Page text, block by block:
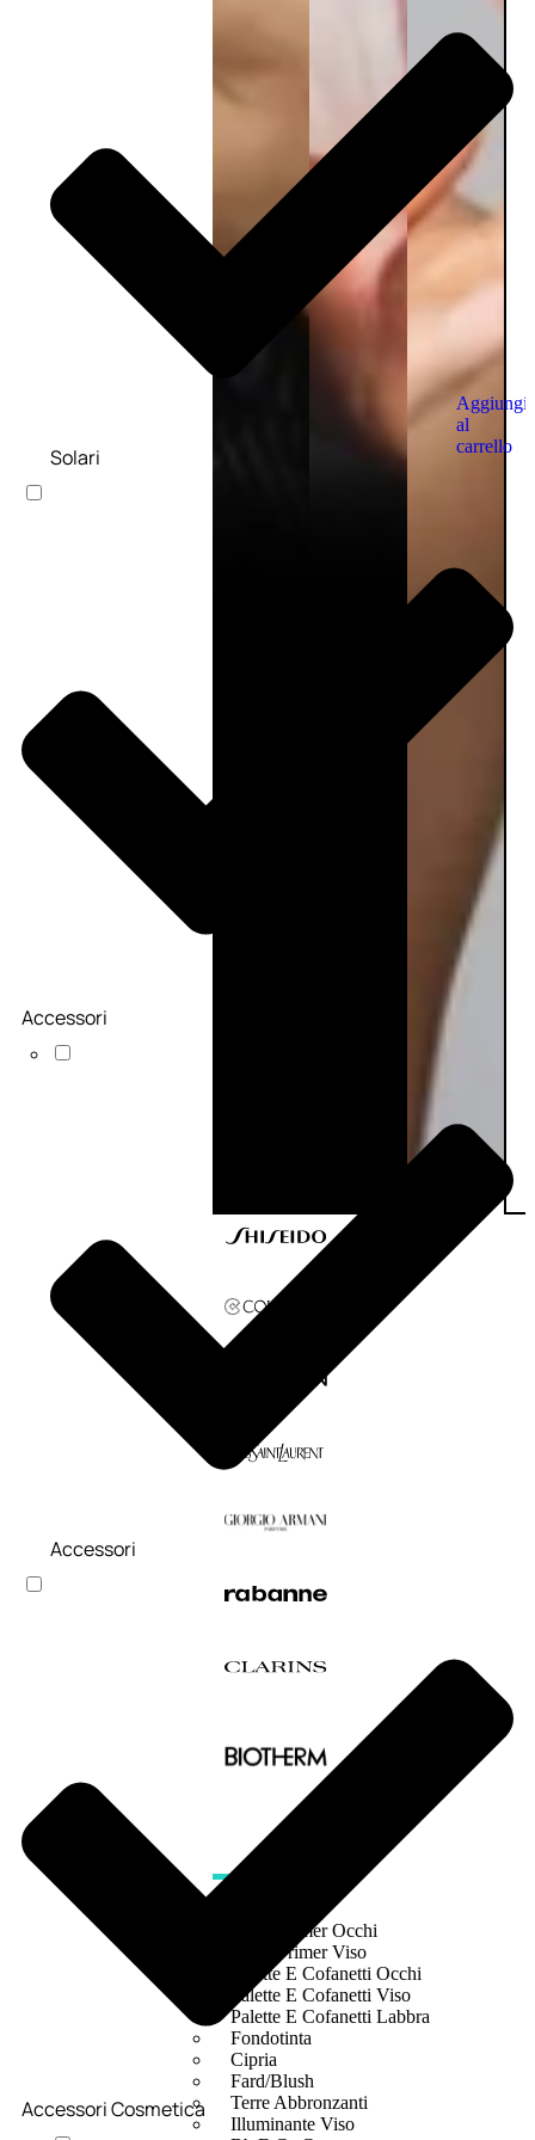
Aggiungi
al
carrello
Base/ Primer Occhi
Base/ Primer Viso
Palette E Cofanetti Occhi
Palette E Cofanetti Viso
Palette E Cofanetti Labbra
Fondotinta
Cipria
Fard/Blush
Terre Abbronzanti
Illuminante Viso
Solari
Accessori
Accessori
Accessori Cosmetica